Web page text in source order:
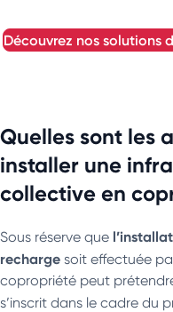
découvrez nos
Quelles sont les
installer une
collective en
Sous réserve que
recharge soit effectuée
copropriété peut
s’inscrit dans le cadre du